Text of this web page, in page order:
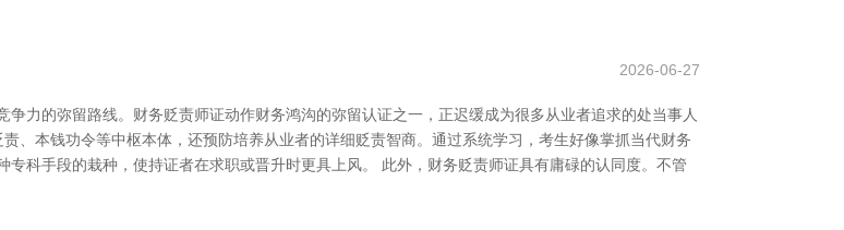
2026-06-27
力的弥留路线。财务贬责师证动作财务鸿沟的弥留认证之一，正迟缓成为很多从业者追求的处当事人
、本钱功令等中枢本体，还预防培养从业者的详细贬责智商。通过系统学习，考生好像掌抓当代财务
科手段的栽种，使持证者在求职或晋升时更具上风。 此外，财务贬责师证具有庸碌的认同度。不管